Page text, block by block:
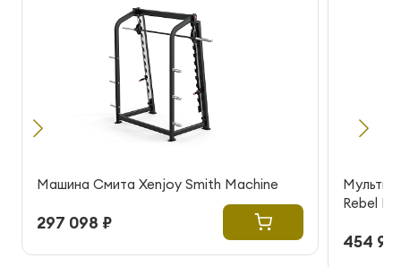
Машина Смита Xenjoy Smith Machine
297 098 ₽
Rebel
454